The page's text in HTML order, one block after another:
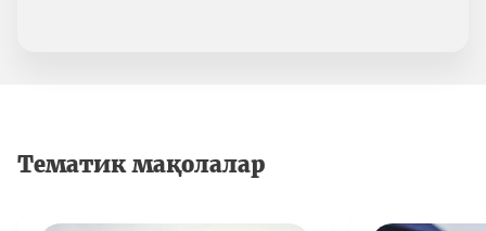
Тематик мақолалар